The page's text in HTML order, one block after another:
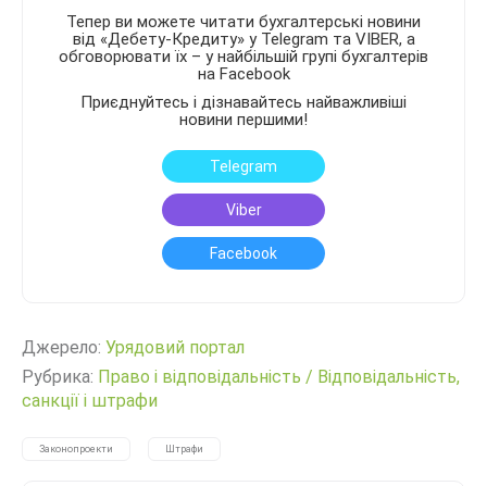
Тепер ви можете читати бухгалтерські новини
від «Дебету-Кредиту» у Telegram та VIBER, а
обговорювати їх – у найбільшій групі бухгалтерів
на Facebook
Приєднуйтесь і дізнавайтесь найважливіші
новини першими!
Telegram
Viber
Facebook
Джерело: Урядовий портал
Рубрика: Право і відповідальність / Відповідальність,
санкції і штрафи
Законопроекти Штрафи